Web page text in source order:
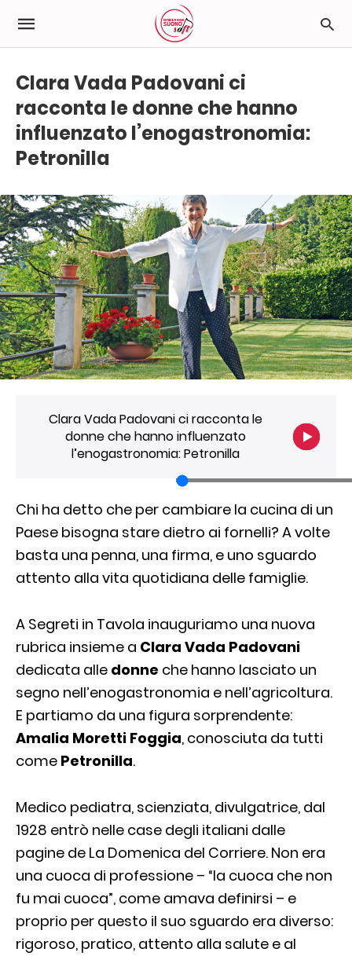
Clara Vada Padovani ci
racconta le donne che hanno
influenzato l’enogastronomia:
Petronilla
Clara Vada Padovani ci racconta le
donne che hanno influenzato
l’enogastronomia: Petronilla
Chi ha detto che per cambiare la cucina di un
Paese bisogna stare dietro ai fornelli? A volte
basta una penna, una firma, e uno sguardo
attento alla vita quotidiana delle famiglie.
A Segreti in Tavola inauguriamo una nuova
rubrica insieme a Clara Vada Padovani
dedicata alle donne che hanno lasciato un
segno nell’enogastronomia e nell’agricoltura.
E partiamo da una figura sorprendente:
Amalia Moretti Foggia, conosciuta da tutti
come Petronilla.
Medico pediatra, scienziata, divulgatrice, dal
1928 entrò nelle case degli italiani dalle
pagine de La Domenica del Corriere. Non era
una cuoca di professione – “la cuoca che non
fu mai cuoca”, come amava definirsi – e
proprio per questo il suo sguardo era diverso:
rigoroso, pratico, attento alla salute e al